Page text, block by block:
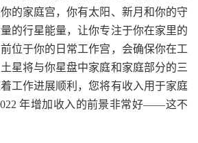
的家庭宫，你有太阳、新月和你的守
的行星能量，让你专注于你在家里的
位于你的日常工作宫，会确保你在工
星将与你星盘中家庭和家庭部分的三
工作进展顺利，您将有收入用于家庭
年增加收入的前景非常好——这不